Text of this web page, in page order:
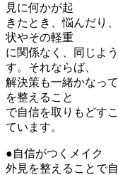
見に何かが起
きたとき、悩んだり
状やその軽重
に関係なく、同じよ
す。それならば、
解決策も一緒かなっ
を整えること
で自信を取りもどす
ています。
●自信がつくメイク
外見を整えることで